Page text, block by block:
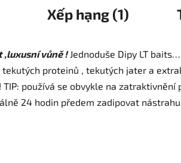
Xếp hạng (1)
,luxusní vůně !Jednoduše Dipy LT
proteinů , tekutých jater a
používá se obvykle na zatraktivnění
24 hodin předem zadipovat